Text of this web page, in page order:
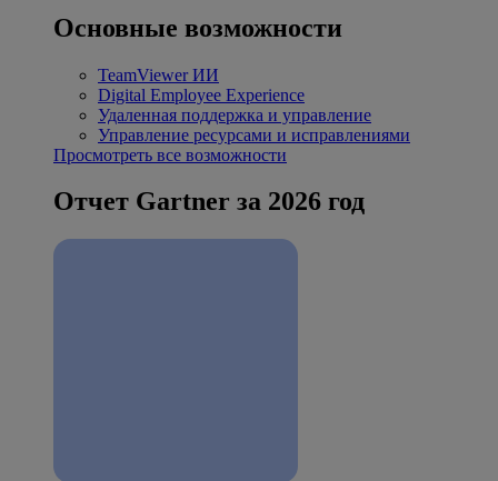
Основные возможности
TeamViewer ИИ
Digital Employee Experience
Удаленная поддержка и управление
Управление ресурсами и исправлениями
Просмотреть все возможности
Отчет Gartner за 2026 год